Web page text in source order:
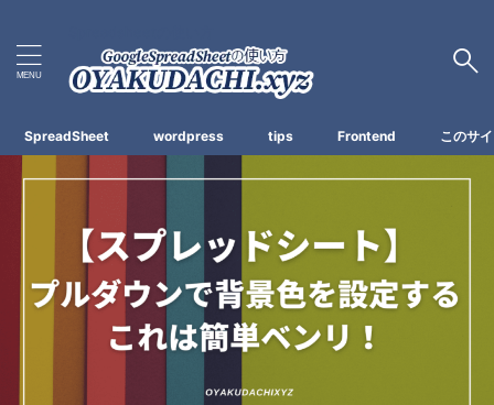
SpreadSheet wordpress tips Frontend このサ